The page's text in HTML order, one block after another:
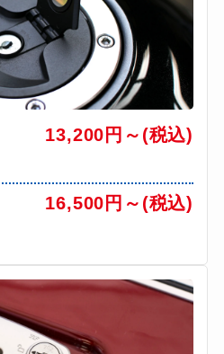
13,200円～(税込)
16,500円～(税込)